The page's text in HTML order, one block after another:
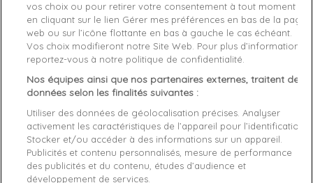
Livraison gratuite *
Retours sous 100 jours
Produit certifié authentique
Caractéristiques produit
Description Détails du produit Fabriquant
Un modèle Puma dynamique et confortable, idéal pour un
vos choix ou pour retirer votre consentement à tout moment
en cliquant sur le lien Gérer mes préférences en bas de la page
web ou sur l’icône flottante en bas à gauche le cas échéant.
Vos choix modifieront notre Site Web. Pour plus d’informations,
reportez-vous à notre politique de confidentialité.
Nos équipes ainsi que nos partenaires externes, traitent des
données selon les finalités suivantes :
Utiliser des données de géolocalisation précises. Analyser
activement les caractéristiques de l’appareil pour l’identification.
Stocker et/ou accéder à des informations sur un appareil.
Publicités et contenu personnalisés, mesure de performance
des publicités et du contenu, études d’audience et
développement de services.